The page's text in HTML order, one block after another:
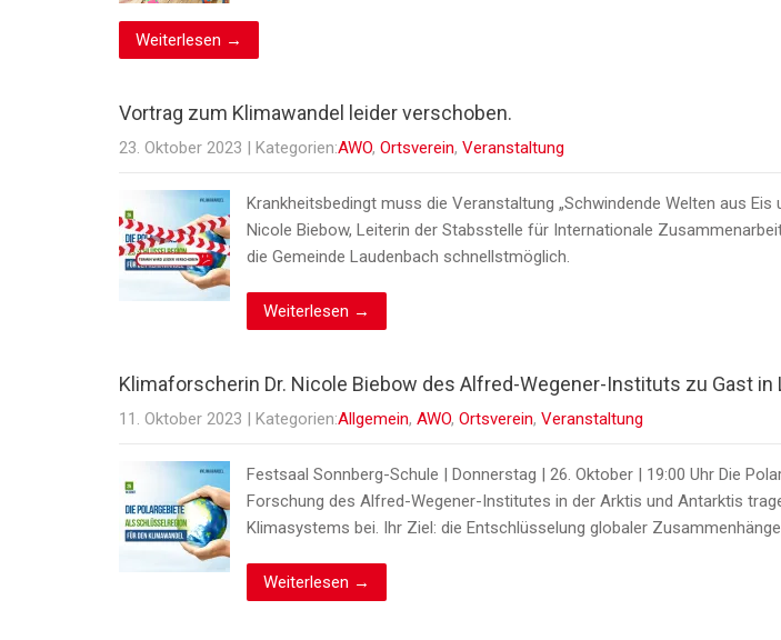
Weiterlesen →
Vortrag zum Klimawandel leider verschoben.
23. Oktober 2023 | Kategorien:AWO, Ortsverein, Veranstaltung
Krankheitsbedingt muss die Veranstaltung „Schwindende Welten aus
Nicole Biebow, Leiterin der Stabsstelle für Internationale
die Gemeinde Laudenbach schnellstmöglich.
Weiterlesen →
Klimaforscherin Dr. Nicole Biebow des Alfred-Wegener-Instituts zu Gast in
11. Oktober 2023 | Kategorien:Allgemein, AWO, Ortsverein, Veranstaltung
Festsaal Sonnberg-Schule | Donnerstag | 26. Oktober | 19:00 Uhr Die
Forschung des Alfred-Wegener-Institutes in der Arktis und Antarktis
Klimasystems bei. Ihr Ziel: die Entschlüsselung globaler
Weiterlesen →